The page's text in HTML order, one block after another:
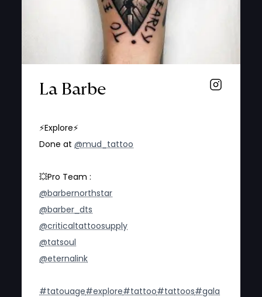
La Barbe
⚡️Explore⚡️
Done at@mud_tattoo
💥Pro Team :
@barbernorthstar
@barber_dts
@criticaltattoosupply
@tatsoul
@eternalink
#tatouage#explore#tattoo#tattoos#gala